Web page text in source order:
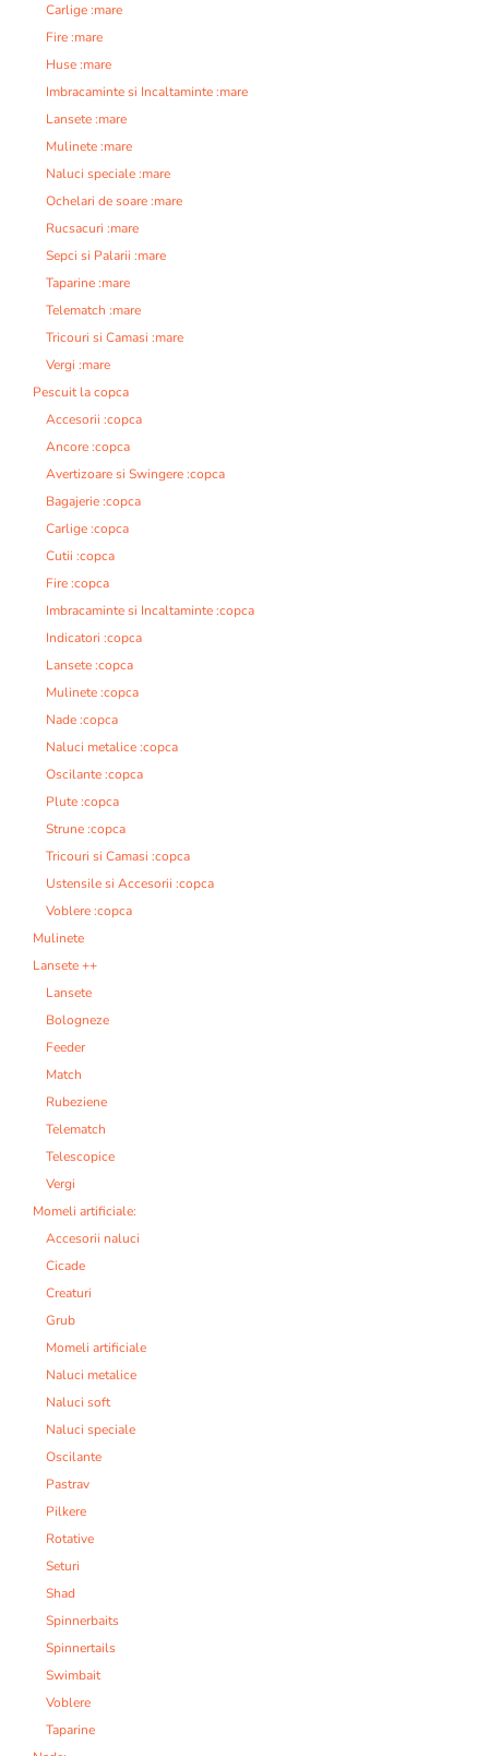
Carlige :mare
Fire :mare
Huse :mare
Imbracaminte si Incaltaminte :mare
Lansete :mare
Mulinete :mare
Naluci speciale :mare
Ochelari de soare :mare
Rucsacuri :mare
Sepci si Palarii :mare
Taparine :mare
Telematch :mare
Tricouri si Camasi :mare
Vergi :mare
Pescuit la copca
Accesorii :copca
Ancore :copca
Avertizoare si Swingere :copca
Bagajerie :copca
Carlige :copca
Cutii :copca
Fire :copca
Imbracaminte si Incaltaminte :copca
Indicatori :copca
Lansete :copca
Mulinete :copca
Nade :copca
Naluci metalice :copca
Oscilante :copca
Plute :copca
Strune :copca
Tricouri si Camasi :copca
Ustensile si Accesorii :copca
Voblere :copca
Mulinete
Lansete ++
Lansete
Bologneze
Feeder
Match
Rubeziene
Telematch
Telescopice
Vergi
Momeli artificiale:
Accesorii naluci
Cicade
Creaturi
Grub
Momeli artificiale
Naluci metalice
Naluci soft
Naluci speciale
Oscilante
Pastrav
Pilkere
Rotative
Seturi
Shad
Spinnerbaits
Spinnertails
Swimbait
Voblere
Taparine